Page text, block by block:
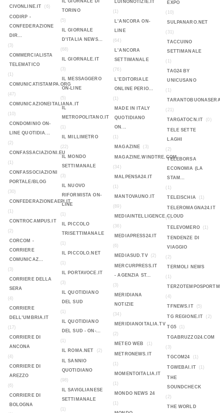
CIVONLINE.IT (6)
CODIRP -
CONFEDERAZIONE
DIR...
(3)
COMMERCIALISTA
TELEMATICO
(1)
COMUNICATISTAMPA.ORG
(47)
COMUNICAZIONEITALIANA.IT
(10)
CONDOMINIO ON-
LINE QUOTIDIA...
(2)
CONFASSACIAZIONI.EU
(1)
CONFASSOCIAZIONI
PORTALE/BLOG
(30)
CONFEDERAZIONEAEPI.IT
(1)
CONTROCAMPUS.IT
(2)
CORCOM -
CORRIERE
COMUNICAZ...
(3)
CORRIERE DELLA
SERA
(4)
CORRIERE
DELL’UMBRIA.IT
(17)
CORRIERE DI
ANCONA
(4)
CORRIERE DI
AREZZO
(6)
CORRIERE DI
BOLOGNA
IL GIORNALE DI
TORINO
(5)
IL GIORNALE
D’ITALIA NEWS...
(68)
IL GIORNALE.IT
(3)
IL MESSAGGERO
ON-LINE
(5)
IL
METROPOLITANO.IT
(1)
IL MILLIMETRO
(22)
IL MONDO
SETTIMANALE
(3)
IL NUOVO
RIFORMISTA ON-
LINE
(1)
IL PICCOLO
TRISETTIMANALE
(1)
IL PICCOLO.NET
(1)
IL PORTAVOCE.IT
(3)
IL QUOTIDIANO
DEL SUD
(1)
IL QUOTIDIANO
DEL SUD - ON-...
(1)
IL ROMA.NET
(2)
IL SANNIO
QUOTIDIANO
(98)
IL SAVIGLIANESE
SETTIMANALE
(1)
LUINONOTIZIE.IT
(1)
L’ANCORA ON-
LINE
(64)
L’ANCORA
SETTIMANALE
(76)
L’EDITORIALE
ONLINE PERIO...
(1)
MADE IN ITALY
QUOTIDIANO
ON...
(1)
MAGAZINE
(3)
MAGAZINE.WINDTRE.COM
(34)
MALPENSA24.IT
(1)
MANTOVAUNO.IT
(89)
MEDIAINTELLIGENCE.CLOUD
(36)
MEDIAPRESS24.IT
(6)
MEDIASUD.TV
(2)
MERCURPRESS.IT
- AGENZIA ST...
(3)
MERIDIANA
NOTIZIE
(34)
MERIDIANOITALIA.TV
(2)
METEO WEB
(1)
METRONEWS.IT
(1)
MOMENTOITALIA.IT
(1)
MONDO NEWS 24
(1)
EXPO
(10)
SULPANARO.NET
(31)
TACCUINO
SETTIMANALE
(1)
TAG24 BY
UNICUSANO
(1)
(21)
TARGATOCN.IT
(0)
TELE SETTE
LAGHI
(2)
TELEBORSA
ECONOMIA (LA
STAM...
(1)
TELEISCHIA
(1)
TELEROMAGNA24.IT
(1)
TELEVOMERO
(1)
TENDENZE DI
VIAGGIO
(2)
TERMOLI NEWS
(1)
(4)
TFNEWS.IT
(5)
TG REGIONE.IT (2)
TG5 (1)
TGABRUZZO24.COM
(3)
TGCOM24
(1)
TGWEBAI.IT (1)
THE
SOUNDCHECK
(2)
THE WORLD